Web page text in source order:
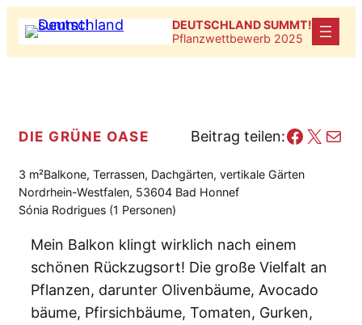
Zum
Inhalt
springen
DEUTSCHLAND SUMMT!
Pflanzwettbewerb 2025
DIE GRÜNE OASE Beitrag teilen: X E-Mail
3 m²Balkone, Terrassen, Dachgärten, vertikale Gärten
Nordrhein-Westfalen, 53604 Bad Honnef
Sónia Rodrigues (1 Personen)
Mein Balkon klingt wirklich nach einem
schönen Rückzugsort! Die große Vielfalt an
Pflanzen, darunter Olivenbäume, Avocado
bäume, Pfirsichbäume, Tomaten, Gurken,